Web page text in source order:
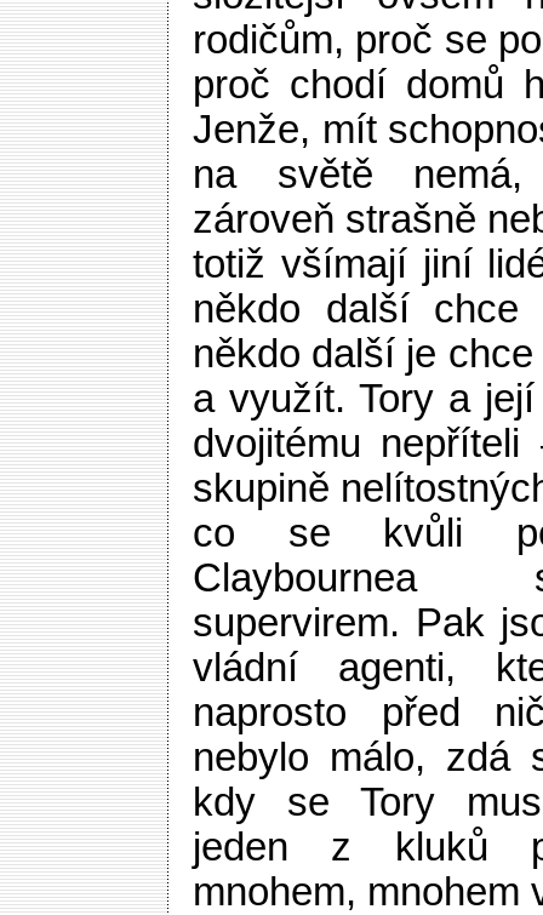
rodičům, proč se
proč chodí domů
Jenže, mít
na světě
zároveň strašně
totiž všímají jiní
někdo další
někdo další je
a využít. Tory a
dvojitému
skupině
co se kvůli
Claybournea
supervirem. Pak
vládní agenti,
naprosto před
nebylo málo, zdá
kdy se Tory
jeden z kluků
mnohem,